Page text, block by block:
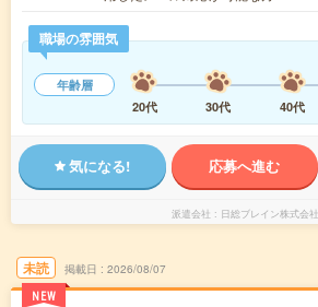
職場の雰囲気
年齢層
20代
30代 40代
気になる! 応募へ進む
派遣会社 日総ブレイン株式会社
未読
NEW
掲載日 2026/08/07